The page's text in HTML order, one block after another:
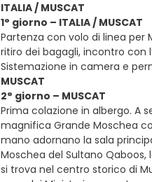
ITALIA / MUSCAT
1° giorno – ITALIA / MUSCAT
Partenza con volo di linea per
ritiro dei bagagli, incontro con
Sistemazione in camera e
MUSCAT
2° giorno – MUSCAT
Prima colazione in albergo. A
magnifica Grande Moschea
mano adornano la sala
Moschea del Sultano
si trova nel centro storico di